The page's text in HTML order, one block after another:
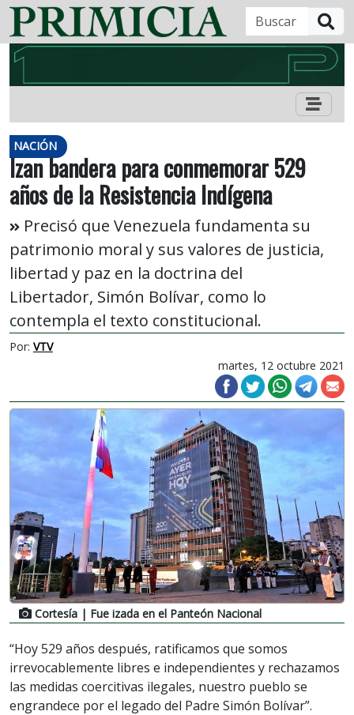
NACIÓN
Izan bandera para conmemorar 529
años de la Resistencia Indígena
Precisó que Venezuela fundamenta su
patrimonio moral y sus valores de justicia,
libertad y paz en la doctrina del
Libertador, Simón Bolívar, como lo
contempla el texto constitucional.
Por: VTV
martes, 12 octubre 2021
Cortesía | Fue izada en el Panteón Nacional
“Hoy 529 años después, ratificamos que somos
irrevocablemente libres e independientes y rechazamos
las medidas coercitivas ilegales, nuestro pueblo se
engrandece por el legado del Padre Simón Bolívar”.